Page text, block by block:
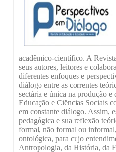
acadêmico-científico. A
seus autores, leitores e
diferentes enfoques e
diálogo entre as correntes
sectária e única na produção
Educação e Ciências Sociais
em constante diálogo. Assim,
pedagógica e sua reflexão
formal, não formal ou
ontológica, para cujo
Antropologia, da História, da